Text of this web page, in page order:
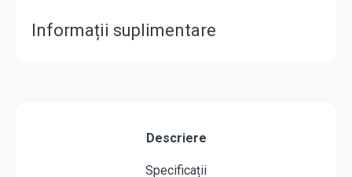
Informații suplimentare
Descriere
Specificații